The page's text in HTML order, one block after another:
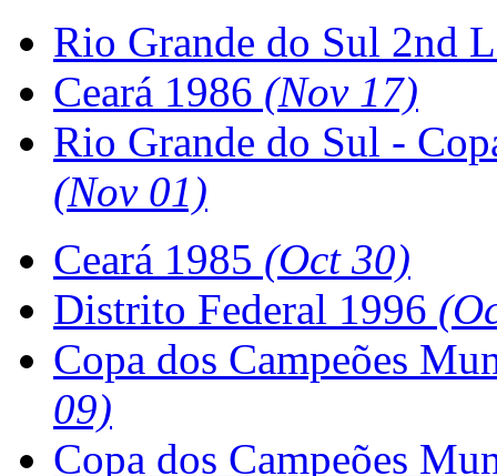
Rio Grande do Sul 2nd
Ceará 1986 (Nov 17)
Rio Grande do Sul -
(Nov 01)
Ceará 1985 (Oct 30)
Distrito Federal 1996
Copa dos Campeões
09)
Copa dos Campeões